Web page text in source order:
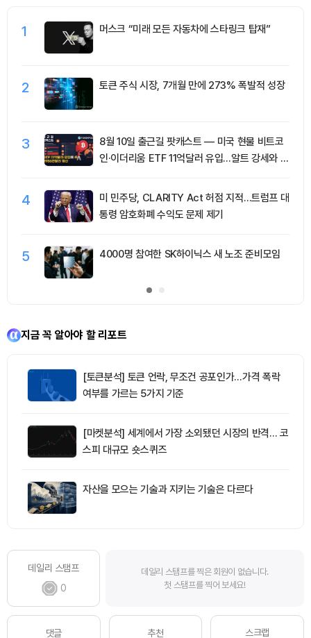
1 머스크 “미래 모든 자동차에 스타링크 탑재”
2 토큰 주식 시장, 7개월 만에 273% 폭발적 성장
3
8월 10일 출근길 팟캐스트 — 미국 현물 비트코
인·이더리움 ETF 11억달러 유입…알트 강세와 숏
4
미 민주당, CLARITY Act 허점 지적…트럼프 대
통령 암호화폐 수익도 문제 제기
5 4000명 참여한 SK하이닉스 새 노조 준비모임
지금 꼭 알아야 할 리포트
[토큰분석] 토큰 언락, 무조건 공포인가…가격 폭락
여부를 가르는 5가지 기준
[마켓분석] 세계에서 가장 소외됐던 시장의 반격… 코
스피 대규모 숏스퀴즈
자산을 모으는 기술과 지키는 기술은 다르다
데일리 스탬프
0
데일리 스탬프를 찍은 회원이 없습니다.
첫 스탬프를 찍어 보세요!
댓글
추천
스크랩